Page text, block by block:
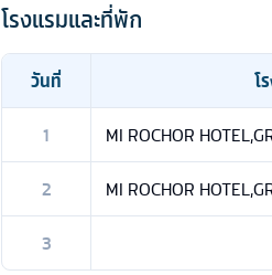
โรงแรมและที่พัก
วันที่ โ
1
MI ROCHOR
2
MI ROCHOR
3